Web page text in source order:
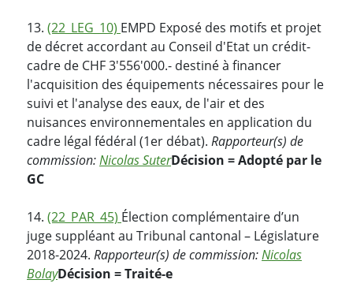
13. (22_LEG_10) EMPD Exposé des motifs et projet
de décret accordant au Conseil d'Etat un crédit-
cadre de CHF 3'556'000.- destiné à financer
l'acquisition des équipements nécessaires pour le
suivi et l'analyse des eaux, de l'air et des
nuisances environnementales en application du
cadre légal fédéral (1er débat). Rapporteur(s) de
commission:Nicolas SuterDécision = Adopté par le
GC
14. (22_PAR_45) Élection complémentaire d’un
juge suppléant au Tribunal cantonal – Législature
2018-2024. Rapporteur(s) de commission:Nicolas
BolayDécision = Traité-e